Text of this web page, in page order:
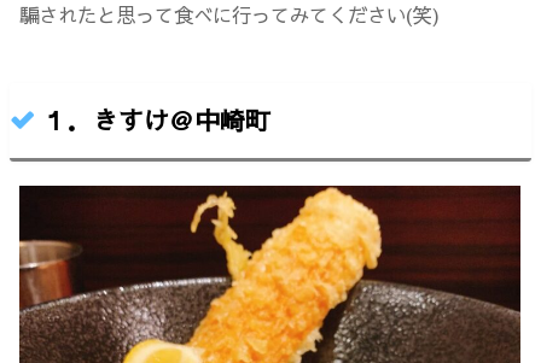
騙されたと思って食べに行ってみてください(笑)
１．きすけ＠中崎町